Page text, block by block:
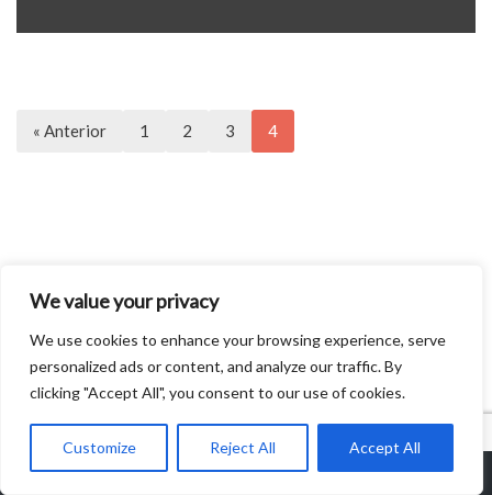
We value your privacy
We use cookies to enhance your browsing experience, serve
personalized ads or content, and analyze our traffic. By
clicking "Accept All", you consent to our use of cookies.
Customize Reject All Accept All
« Anterior 1 2 3 4
CONFOA|Conferência Lusófona de Ciência Aberta